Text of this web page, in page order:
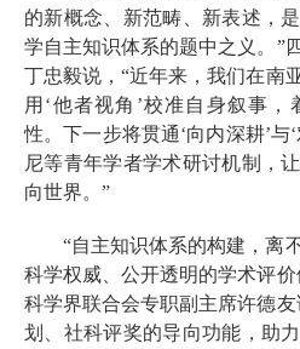
的新概念、新范畴、新表述，
学自主知识体系的题中之义。”
丁忠毅说，“近年来，我们在南
用‘他者视角’校准自身叙事
性。下一步将贯通‘向内深耕’与
尼等青年学者学术研讨机制，
向世界。”
“自主知识体系的构建，离
科学权威、公开透明的学术评
科学界联合会专职副主席许德
划、社科评奖的导向功能，助